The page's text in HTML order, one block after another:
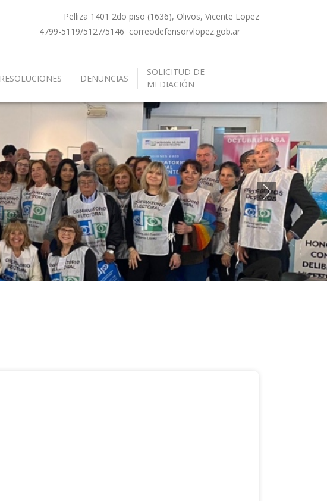
Pelliza 1401 2do piso (1636), Olivos, Vicente Lopez
4799-5119/5127/5146 correodefensorvlopez.gob.ar
RESOLUCIONES DENUNCIAS
SOLICITUD DE
MEDIACIÓN
Siguiente